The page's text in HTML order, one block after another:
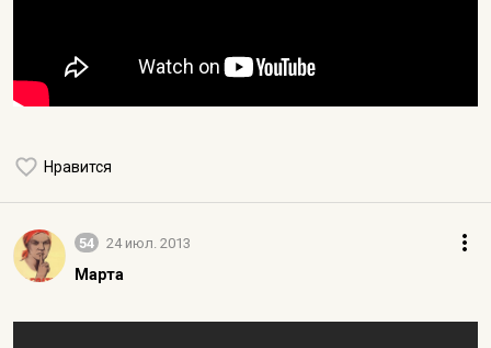
Нравится
54 24 июл. 2013
Марта